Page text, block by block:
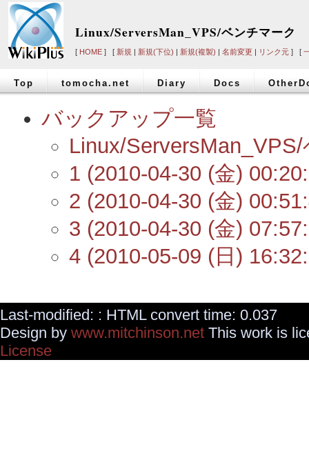
Linux/ServersMan_VPS/ベンチマーク
[ HOME ] [ 新規 | 新規(下位) | 新規(複製) | 名前変更 | リンク元 ] [
Top tomocha.net Diary Docs
バックアップ一覧
Linux/
1 (2010-04-30 (金)
2 (2010-04-30 (金)
3 (2010-04-30 (金)
4 (2010-05-09 (日)
Last-modified: : HTML convert time: 0.037
Design by www.mitchinson.net This work is
License